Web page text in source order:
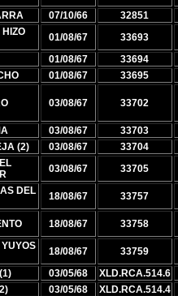
07/10/66
32851
01/08/67
33693
01/08/67
33694
01/08/67 33695
03/08/67 33702
03/08/67
33703
(2)
03/08/67
33704
03/08/67
33705
DEL
18/08/67 33757
18/08/67
33758
18/08/67
33759
03/05/68
XLD.RCA.514.6
03/05/68
XLD.RCA.514.4